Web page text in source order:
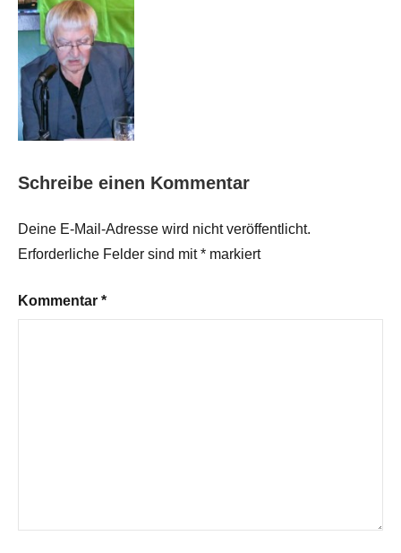
Schreibe einen Kommentar
Deine E-Mail-Adresse wird nicht veröffentlicht.
Erforderliche Felder sind mit* markiert
Kommentar *